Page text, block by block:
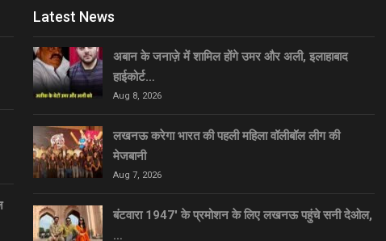
Latest News
अबान के जनाज़े में शामिल होंगे उमर और अली, इलाहाबाद
हाईकोर्ट…
Aug 8, 2026
लखनऊ करेगा भारत की पहली महिला वॉलीबॉल लीग की
मेजबानी
Aug 7, 2026
बंटवारा 1947′ के प्रमोशन के लिए लखनऊ पहुंचे सनी देओल,
…